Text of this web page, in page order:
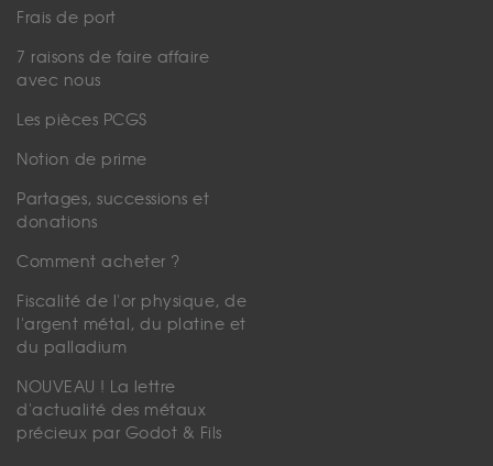
Frais de port
7 raisons de faire affaire
avec nous
Les pièces PCGS
Notion de prime
Partages, successions et
donations
Comment acheter ?
Fiscalité de l'or physique, de
l'argent métal, du platine et
du palladium
NOUVEAU ! La lettre
d'actualité des métaux
précieux par Godot & Fils